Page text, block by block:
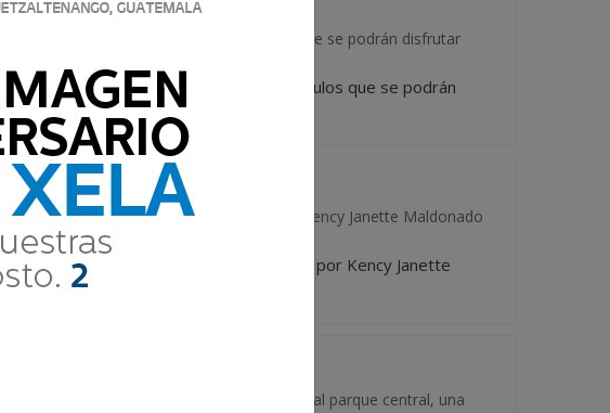
se trata de una exposición de vehículos que se podrán disfrutar
se trata de una exposición de vehículos que se podrán
Volkswage...
Tistoj. La ayuda es pedida por Kency Janette Maldonado
E
Maldonado Tistoj. La ayuda es pedida por Kency Janette
de su progenitor. E...
San Martín, en el Centro Histórico, frente al parque central, una